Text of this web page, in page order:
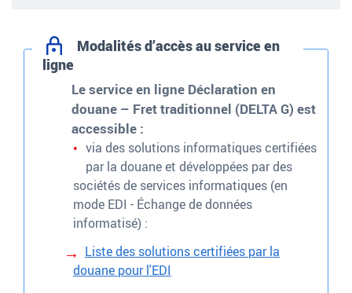
Modalités d’accès au service en
ligne
Le service en ligne Déclaration en
douane – Fret traditionnel (DELTA G) est
accessible :
via des solutions informatiques certifiées
par la douane et développées par des
sociétés de services informatiques (en
mode EDI - Échange de données
informatisé) :
Liste des solutions certifiées par la
douane pour l'EDI